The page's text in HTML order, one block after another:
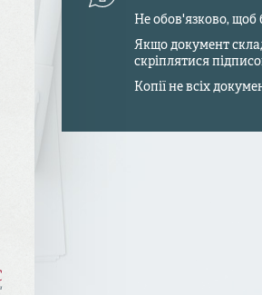
Не обов'язково, щоб
Якщо документ
скріплятися
Копії не всіх